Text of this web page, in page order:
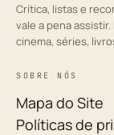
Crítica, listas e
vale a pena
cinema, séries,
SOBRE NÓS
Mapa do Site
Políticas de